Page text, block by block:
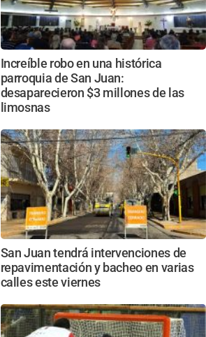
Increíble robo en una histórica
parroquia de San Juan:
desaparecieron $3 millones de las
limosnas
San Juan tendrá intervenciones de
repavimentación y bacheo en varias
calles este viernes